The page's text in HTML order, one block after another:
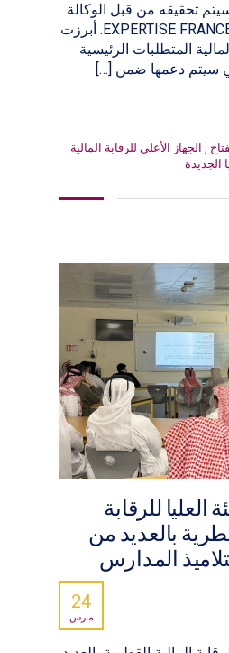
تحقيقه من قبل الوكالة
الفرنسية الحكومية EXPERTISE FRANCE. أبرزت
المالية المتطلبات الرئيسية
سيتم دعمها ضمن […]
, الجهاز الأعلى للرقابة المالية
الجديدة
العليا للرقابة
بالعديد من
المدارس
24
مارس